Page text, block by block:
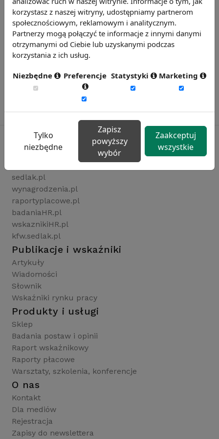
Rynekpracy.pl
sedlak.pl
wynagrodzenia.pl
raportyplacowe.pl
badaniaHR.pl
wskaznikiHR.pl
kfw.sedlak.pl
Publikacje i wskaźniki
Artykuły
Wiadomości
Słownik
Wskaźniki rynku pracy
Produkty i usługi
Sklep
Badania postaw i opinii
Raport wskaźnikowy
Raporty płacowe
Warsztaty, szkolenia, konferencje
O nas
Kontakt
Dla mediów
Rejestracja
Zapisy do newslettera
korzystasz z naszej witryny, udostępniamy partnerom
społecznościowym, reklamowym i analitycznym.
Partnerzy mogą połączyć te informacje z innymi danymi
otrzymanymi od Ciebie lub uzyskanymi podczas
korzystania z ich usług.
Niezbędne Preferencje Statystyki Marketing
Tylko
niezbędne
Zapisz
powyższy
wybór
Zaakceptuj
wszystkie